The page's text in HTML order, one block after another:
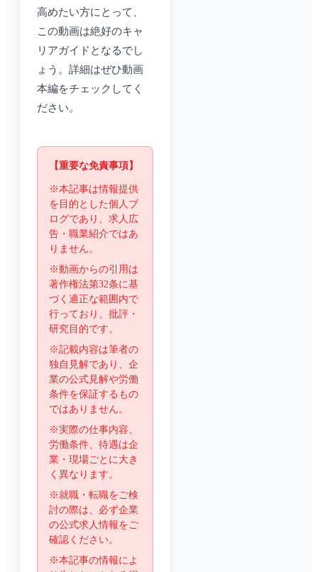
高めたい方にとって、
この動画は絶好のキャ
リアガイドとなるでし
ょう。詳細はぜひ動画
本編をチェックしてく
ださい。
【重要な免責事項】
※本記事は情報提供
を目的とした個人ブ
ログであり、求人広
告・職業紹介ではあ
りません。
※動画からの引用は
著作権法第32条に基
づく適正な範囲内で
行っており、批評・
研究目的です。
※記載内容は筆者の
独自見解であり、企
業の公式見解や労働
条件を保証するもの
ではありません。
※実際の仕事内容、
労働条件、待遇は企
業・現場ごとに大き
く異なります。
※就職・転職をご検
討の際は、必ず企業
の公式求人情報をご
確認ください。
※本記事の情報によ